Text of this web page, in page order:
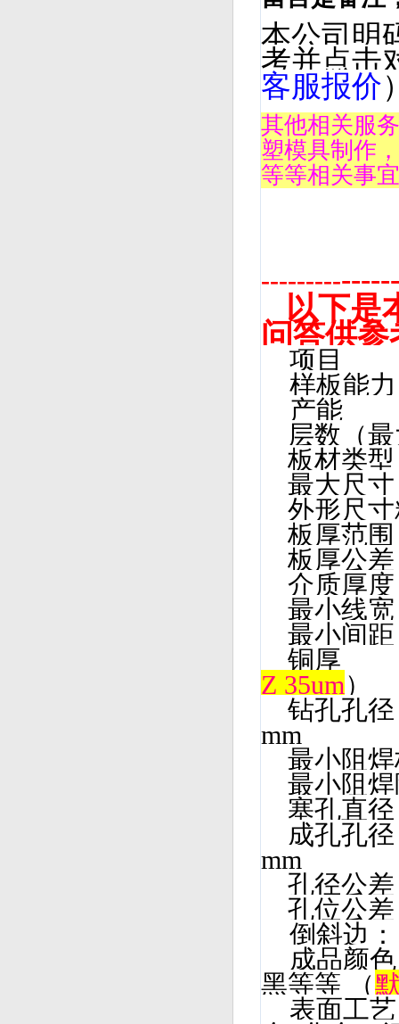
本公司明
考并点击
客服报价
其他相关服
塑模具制作
等等相关事
---------
以下是
问答供参
项
样板
产能
层数
板材
最大
外形
板厚
板厚
介质
最
最
铜厚
Z 35um）
钻孔
mm
最小
最小
塞孔
成孔
mm
孔径
孔位
倒斜
成品
黑等等 （
表面